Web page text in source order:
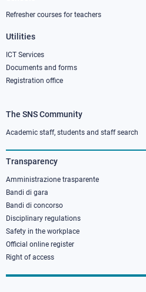
Refresher courses for teachers
Utilities
ICT Services
Documents and forms
Registration office
Footer
column
3
The SNS Community
Academic staff, students and staff search
Transparency
Amministrazione trasparente
Bandi di gara
Bandi di concorso
Disciplinary regulations
Safety in the workplace
Official online register
Right of access